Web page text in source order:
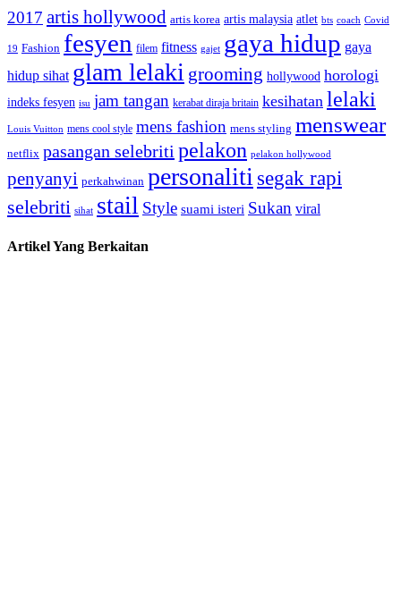
2017 artis hollywood artis korea artis malaysia atlet bts coach Covid
19 Fashion fesyen filem fitness gajet gaya hidup gaya
hidup sihat glam lelaki grooming hollywood horologi
indeks fesyen isu jam tangan kerabat diraja britain kesihatan lelaki
Louis Vuitton mens cool style mens fashion mens styling menswear
netflix pasangan selebriti pelakon pelakon hollywood
penyanyi perkahwinan personaliti segak rapi
selebriti sihat stail Style suami isteri Sukan viral
Artikel Yang Berkaitan